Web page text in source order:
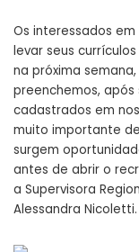
Os interessados
levar seus
na próxima semana,
preenchemos,
cadastrados em
muito importante
surgem
antes de abrir o
a Supervisora
Alessandra Nicoletti.